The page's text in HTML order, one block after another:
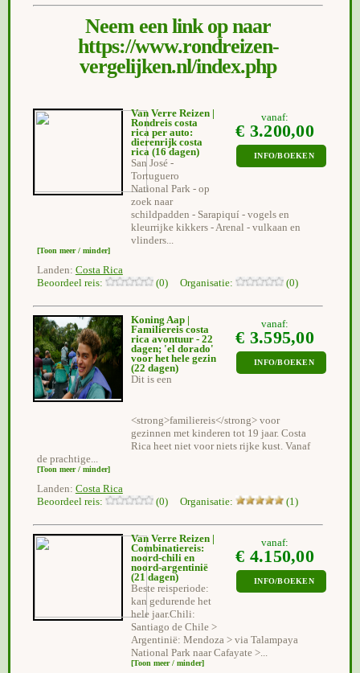
Neem een link op naar
https://www.rondreizen-
vergelijken.nl/index.php
vanaf:
€ 3.200,00
INFO/BOEKEN
Van Verre Reizen |
Rondreis costa
rica per auto:
dierenrijk costa
rica (16 dagen)
San José -
Tortuguero
National Park - op
zoek naar
schildpadden - Sarapiquí - vogels en
kleurrijke kikkers - Arenal - vulkaan en
vlinders...
[Toon meer / minder]
Landen: Costa Rica
Beoordeel reis:
(0) Organisatie: (0)
vanaf:
€ 3.595,00
INFO/BOEKEN
Koning Aap |
Familiereis costa
rica avontuur - 22
dagen; 'el dorado'
voor het hele gezin
(22 dagen)
Dit is een
<strong>familiereis</strong> voor
gezinnen met kinderen tot 19 jaar. Costa
Rica heet niet voor niets rijke kust. Vanaf
de prachtige...
[Toon meer / minder]
Landen: Costa Rica
Beoordeel reis:
(0) Organisatie: (1)
vanaf:
€ 4.150,00
INFO/BOEKEN
Van Verre Reizen |
Combinatiereis:
noord-chili en
noord-argentinië
(21 dagen)
Beste reisperiode:
kan gedurende het
hele jaar.Chili:
Santiago de Chile >
Argentinië: Mendoza > via Talampaya
National Park naar Cafayate >...
[Toon meer / minder]